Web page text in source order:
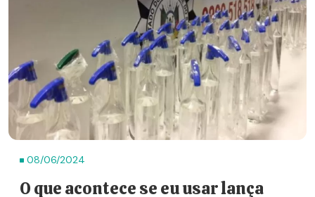
08/06/2024
O que acontece se eu usar lança